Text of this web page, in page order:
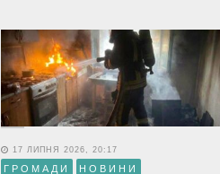
17 ЛИПНЯ 2026, 20:17
ГРОМАДИ НОВИНИ